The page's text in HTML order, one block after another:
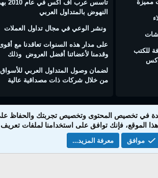
للكتب
تأسس عرب
النهوض بالمتداول العربي
ونشر الوعي في مجال تداول العملات
على مدار هذه السنوات تعاقدنا مع
وقدمنا لأعضائنا أفضل العروض وذلك
لضمان وصول المتداول العربي للأسواق
من خلال شركات ذات مصداقية عالية
Community platform by XenForo
© 2010-
لصالح شركة عرب اف اكس للاستشارات والتدريب
قطر- الدوحة
www.Afx.qa
في تخصيص المحتوى وتخصيص تجربتك والحفاظ
الموقع، فإنك توافق على استخدامنا لملفات تعريف
موافق معرفة المزيد…